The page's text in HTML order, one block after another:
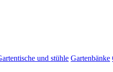
und stühle Gartenbänke